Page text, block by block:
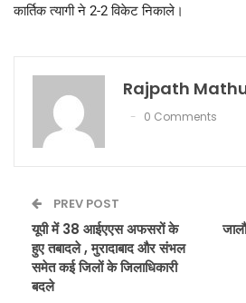
कार्तिक त्यागी ने 2-2 विकेट निकाले।
Rajpath
0 Comments
PREV POST
यूपी में 38 आईएएस अफसरों के
हुए तबादले , मुरादाबाद और संभल
समेत कई जिलों के जिलाधिकारी
बदले